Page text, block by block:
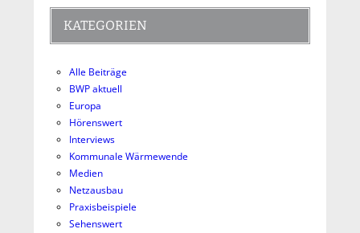
KATEGORIEN
Alle Beiträge
BWP aktuell
Europa
Hörenswert
Interviews
Kommunale Wärmewende
Medien
Netzausbau
Praxisbeispiele
Sehenswert